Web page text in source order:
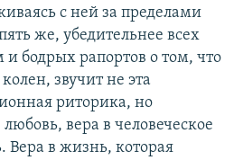
с ней за пределами
же, убедительнее всех
бодрых рапортов о том, что
звучит не эта
риторика, но
вера в человеческое
Вера в жизнь, которая